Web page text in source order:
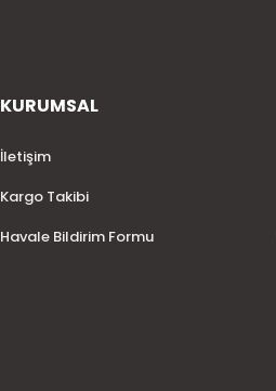
KURUMSAL
İletişim
Kargo Takibi
Havale Bildirim Formu